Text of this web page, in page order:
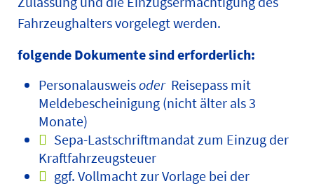
Fahrzeughalters vorgelegt werden.
folgende Dokumente sind erforderlich:
PersonalausweisoderReisepass mit
Meldebescheinigung (nicht älter als 3
Monate)
Sepa-Lastschriftmandat zum Einzug der
Kraftfahrzeugsteuer
ggf. Vollmacht zur Vorlage bei der